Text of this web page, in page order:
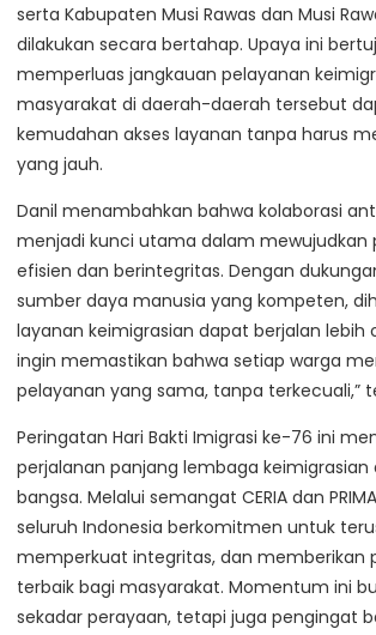
serta Kabupaten Musi Rawas dan Musi
dilakukan secara bertahap. Upaya ini
memperluas jangkauan pelayanan
masyarakat di daerah-daerah tersebut
kemudahan akses layanan tanpa harus
yang jauh.
Danil menambahkan bahwa kolaborasi
menjadi kunci utama dalam mewujudkan
efisien dan berintegritas. Dengan
sumber daya manusia yang kompeten,
layanan keimigrasian dapat berjalan lebih
ingin memastikan bahwa setiap warga
pelayanan yang sama, tanpa terkecuali,”
Peringatan Hari Bakti Imigrasi ke-76 ini
perjalanan panjang lembaga
bangsa. Melalui semangat CERIA dan
seluruh Indonesia berkomitmen untuk
memperkuat integritas, dan memberikan
terbaik bagi masyarakat. Momentum ini
sekadar perayaan, tetapi juga pengingat